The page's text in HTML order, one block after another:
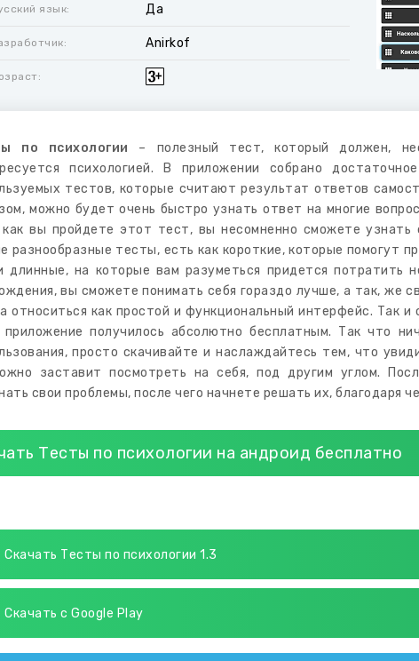
язык: Да
Anirkof
по психологии
– полезный тест, который должен,
психологией. В приложении собрано
тестов, которые считают результат ответов
можно будет очень быстро узнать ответ на многие
как вы пройдете этот тест, вы несомненно сможете узнать
разнообразные тесты, есть как короткие, которые помогут
длинные, на которые вам разуметься придется потратить
вы сможете понимать себя гораздо лучше, а так, же
относиться как простой и функциональный интерфейс. Так
приложение получилось абсолютно бесплатным. Так что
просто скачивайте и наслаждайтесь тем, что
заставит посмотреть на себя, под другим углом.
свои проблемы, после чего начнете решать их, благодаря
Тесты по психологии на андроид бесплатно
Скачать Тесты по психологии 1.3
Скачать с Google Play